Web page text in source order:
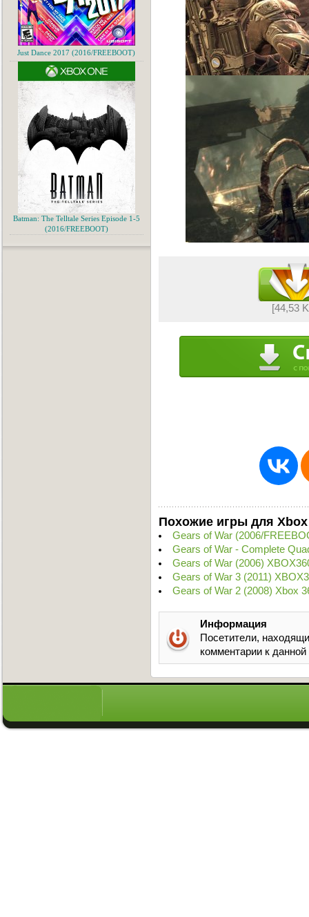
[44,53
Похожие игры для Xbox
Gears of War (2006/
Gears of War - Complete
Gears of War (2006)
Gears of War 3 (2011)
Gears of War 2 (2008) Xbox
Информация
Посетители,
комментарии к
Just Dance 2017 (2016/FREEBOOT)
Batman: The Telltale Series Episode 1-5
(2016/FREEBOOT)